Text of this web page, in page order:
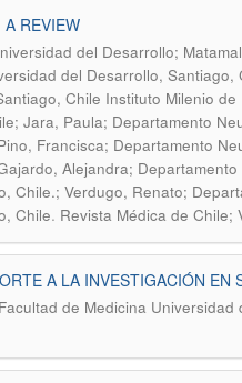
A REVIEW
del Desarrollo;
del Desarrollo,
Chile Instituto Milenio
Jara, Paula; Departamento
Francisca; Departamento
Alejandra;
Chile.; Verdugo, Renato;
Chile. Revista Médica de Chile;
A LA INVESTIGACIÓN EN
de Medicina Universidad